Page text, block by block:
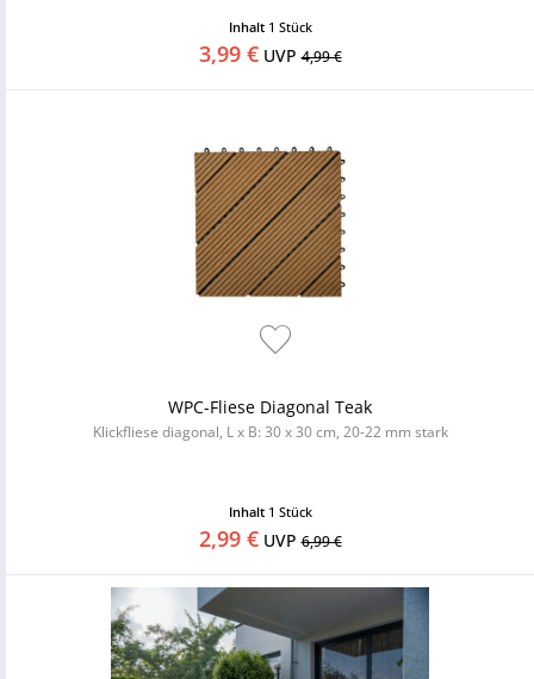
Inhalt 1 Stück
3,99 €UVP4,99 €
WPC-Fliese Diagonal Teak
Klickfliese diagonal, L x B: 30 x 30 cm, 20-22 mm stark
Inhalt 1 Stück
2,99 €UVP6,99 €